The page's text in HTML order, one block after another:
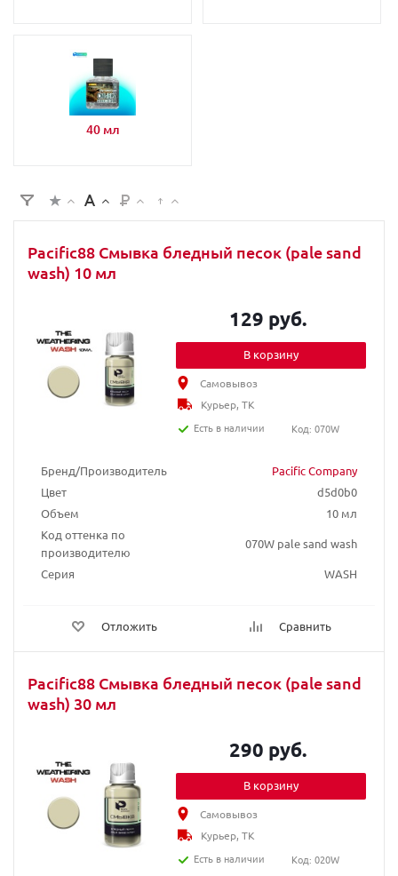
40 мл
Pacific88 Смывка бледный песок (pale sand
wash) 10 мл
Бренд/Производитель
Pacific Company
Цвет
d5d0b0
Объем
10 мл
Код оттенка по
производителю
070W pale sand wash
Серия
WASH
Отложить Сравнить
129 руб.
В корзину
Самовывоз
Курьер, ТК
Есть в наличии
Код: 070W
Pacific88 Смывка бледный песок (pale sand
wash) 30 мл
290 руб.
В корзину
Самовывоз
Курьер, ТК
Есть в наличии
Код: 020W